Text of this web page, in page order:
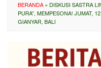
BERANDA » DISKUSI SASTRA
PURA”, MEMPESONA! JUMAT,
GIANYAR, BALI